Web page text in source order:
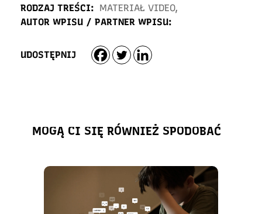
RODZAJ TREŚCI: MATERIAŁ VIDEO,
AUTOR WPISU / PARTNER WPISU:
UDOSTĘPNIJ
MOGĄ CI SIĘ RÓWNIEŻ SPODOBAĆ